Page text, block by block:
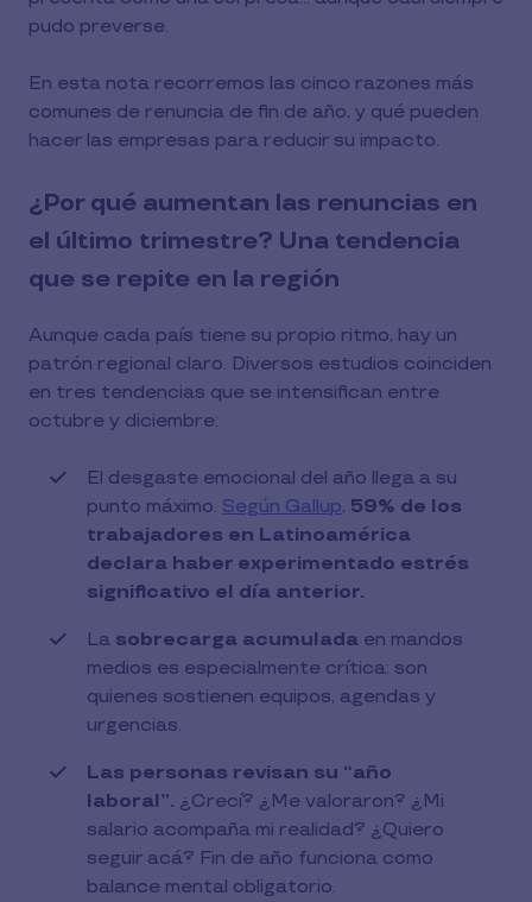
pudo preverse.
En esta nota recorremos las cinco razones más
comunes de renuncia de fin de año, y qué pueden
hacer las empresas para reducir su impacto.
¿Por qué aumentan las renuncias en
el último trimestre? Una tendencia
que se repite en la región
Aunque cada país tiene su propio ritmo, hay un
patrón regional claro. Diversos estudios coinciden
en tres tendencias que se intensifican entre
octubre y diciembre:
El desgaste emocional del año llega a su
punto máximo. Según Gallup, 59% de los
trabajadores en Latinoamérica
declara haber experimentado estrés
significativo el día anterior.
La sobrecarga acumulada en mandos
medios es especialmente crítica: son
quienes sostienen equipos, agendas y
urgencias.
Las personas revisan su “año
laboral”. ¿Crecí? ¿Me valoraron? ¿Mi
salario acompaña mi realidad? ¿Quiero
seguir acá? Fin de año funciona como
balance mental obligatorio.